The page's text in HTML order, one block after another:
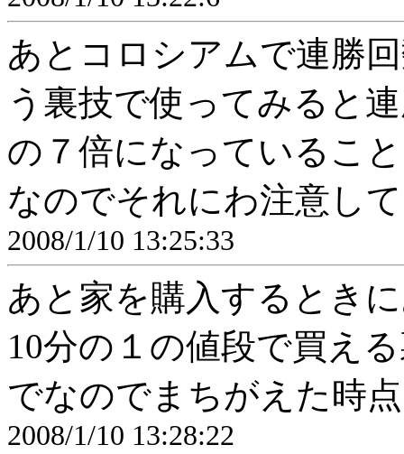
あとコロシアムで連勝
う裏技で使ってみると
の７倍になっているこ
なのでそれにわ注意し
2008/1/10 13:25:33
あと家を購入するとき
10分の１の値段で買え
でなのでまちがえた時
2008/1/10 13:28:22